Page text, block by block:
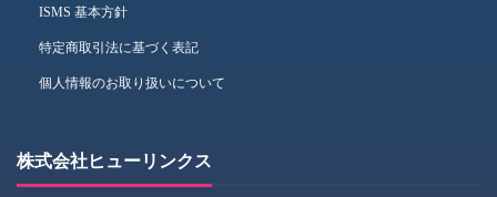
ISMS 基本方針
特定商取引法に基づく表記
個人情報のお取り扱いについて
株式会社ヒューリンクス